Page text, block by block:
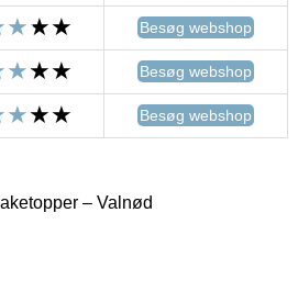
Besøg webshop
Besøg webshop
Besøg webshop
– Valnød